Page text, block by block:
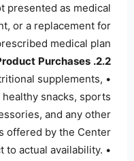
presented as medical
or a replacement for
medical plan.
2.2. Product Purchases
supplements,
snacks, sports
and any other
offered by the Center.
to actual availability.